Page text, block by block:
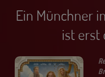
Ein Münchner
ist erst